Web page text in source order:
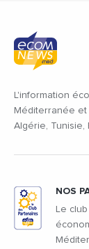
L'information
Méditerranée et
Algérie, Tunisie,
NOS
Le